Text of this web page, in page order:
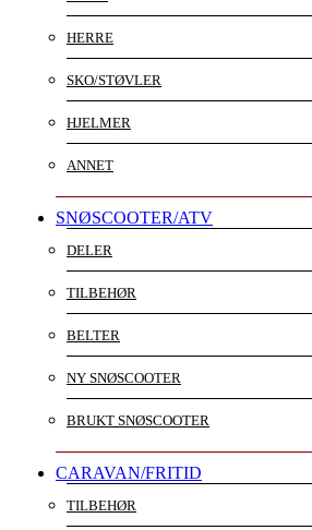
HERRE
SKO/STØVLER
HJELMER
ANNET
SNØSCOOTER/ATV
DELER
TILBEHØR
BELTER
NY SNØSCOOTER
BRUKT SNØSCOOTER
CARAVAN/FRITID
TILBEHØR